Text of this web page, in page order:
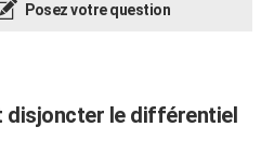
Posez votre question
disjoncter le différentiel